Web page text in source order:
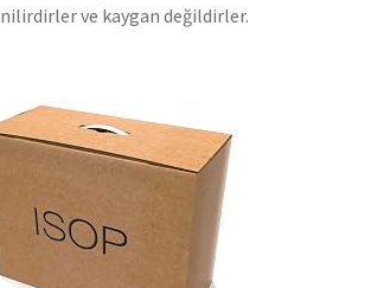
ve kaygan değildirler.